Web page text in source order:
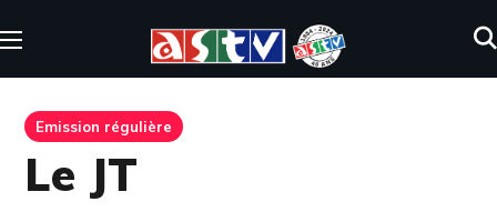
Emission régulière
Le JT